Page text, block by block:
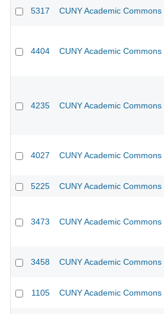
5317 CUNY Academic Commons
4404 CUNY Academic Commons
4235 CUNY Academic Commons
4027 CUNY Academic Commons
5225 CUNY Academic Commons
3473 CUNY Academic Commons
3458 CUNY Academic Commons
1105 CUNY Academic Commons